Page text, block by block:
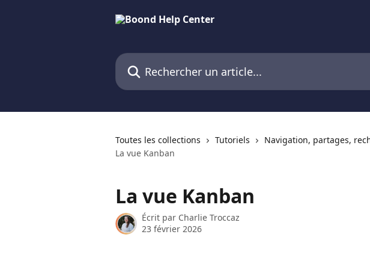
Rechercher un article...
Toutes les collections Tutoriels
Navigation, partages,
La vue Kanban
La vue Kanban
Écrit par Charlie Troccaz
23 février 2026